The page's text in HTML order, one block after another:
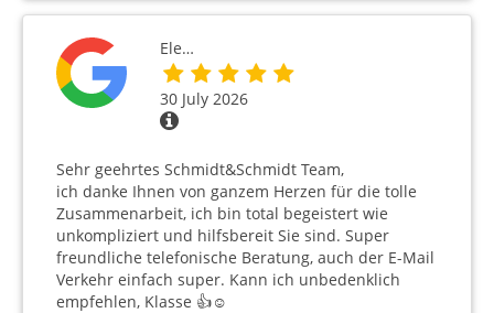
Ele…
30 July 2026
Sehr geehrtes Schmidt&Schmidt Team,
ich danke Ihnen von ganzem Herzen für die tolle
Zusammenarbeit, ich bin total begeistert wie
unkompliziert und hilfsbereit Sie sind. Super
freundliche telefonische Beratung, auch der E-Mail
Verkehr einfach super. Kann ich unbedenklich
empfehlen, Klasse 👍☺️